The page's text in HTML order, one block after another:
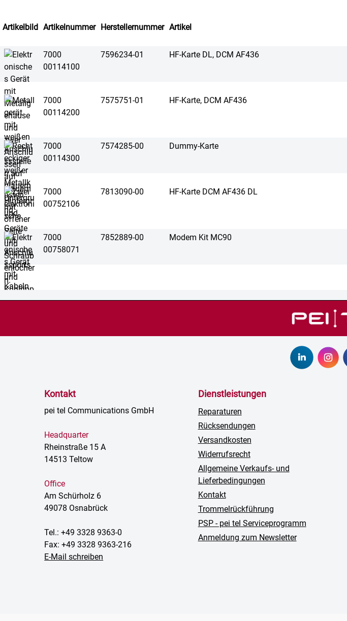
Artikelbild Artikelnummer Herstellernummer Artikel
7000
00114100
7596234-01 HF-Karte DL, DCM AF436
7000
00114200
7575751-01 HF-Karte, DCM AF436
7000
00114300
7574285-00 Dummy-Karte
7000
00752106
7813090-00 HF-Karte DCM AF436 DL
7000
00758071
7852889-00 Modem Kit MC90
Kontakt
pei tel Communications GmbH
Headquarter
Rheinstraße 15 A
14513 Teltow
Office
Am Schürholz 6
49078 Osnabrück
Tel.: +49 3328 9363-0
Fax: +49 3328 9363-216
E-Mail schreiben
Dienstleistungen
Reparaturen
Rücksendungen
Versandkosten
Widerrufsrecht
Allgemeine Verkaufs- und
Lieferbedingungen
Kontakt
Trommelrückführung
PSP - pei tel Serviceprogramm
Anmeldung zum Newsletter